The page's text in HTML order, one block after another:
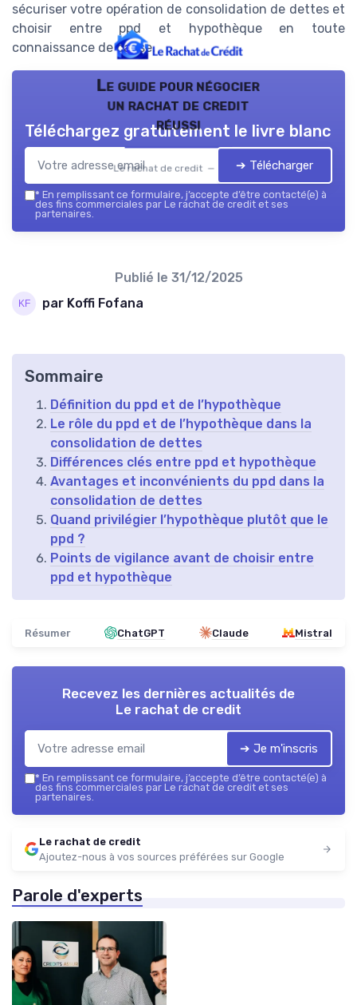
sécuriser votre opération de consolidation de dettes et
choisir entre ppd et hypothèque en toute
connaissance de cause.
Le guide pour négocier
un rachat de credit
réussi
Le rachat de credit — 2026
Téléchargez gratuitement le livre blanc
➔ Télécharger
* En remplissant ce formulaire, j’accepte d’être contacté(e) à
des fins commerciales par Le rachat de credit et ses
partenaires.
Publié le 31/12/2025
par Koffi Fofana
Sommaire
Définition du ppd et de l’hypothèque
Le rôle du ppd et de l’hypothèque dans la
consolidation de dettes
Différences clés entre ppd et hypothèque
Avantages et inconvénients du ppd dans la
consolidation de dettes
Quand privilégier l’hypothèque plutôt que le
ppd ?
Points de vigilance avant de choisir entre
ppd et hypothèque
Résumer ChatGPT Claude Mistral
Recevez les dernières actualités de
Le rachat de credit
➔ Je m'inscris
* En remplissant ce formulaire, j’accepte d’être contacté(e) à
des fins commerciales par Le rachat de credit et ses
partenaires.
Le rachat de credit
Ajoutez-nous à vos sources préférées sur Google
Parole d'experts